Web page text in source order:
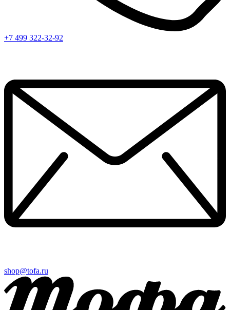
+7 499 322-32-92
shop@tofa.ru